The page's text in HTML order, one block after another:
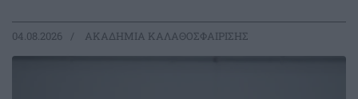
04.08.2026 ΑΚΑΔΗΜΙΑ ΚΑΛΑΘΟΣΦΑΙΡΙΣΗΣ